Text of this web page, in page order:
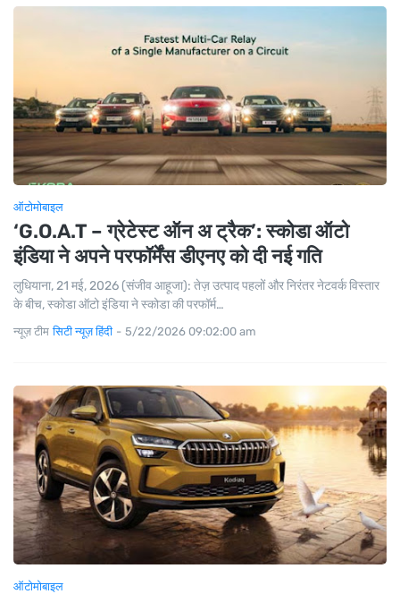
ऑटोमोबाइल
‘G.O.A.T – ग्रेटेस्ट ऑन अ ट्रैक’: स्कोडा ऑटो
इंडिया ने अपने परफॉर्मेंस डीएनए को दी नई गति
लुधियाना, 21 मई, 2026 (संजीव आहूजा): तेज़ उत्पाद पहलों और निरंतर नेटवर्क विस्तार
के बीच, स्कोडा ऑटो इंडिया ने स्कोडा की परफॉर्म…
न्यूज़ टीम सिटी न्यूज़ हिंदी - 5/22/2026 09:02:00 am
ऑटोमोबाइल